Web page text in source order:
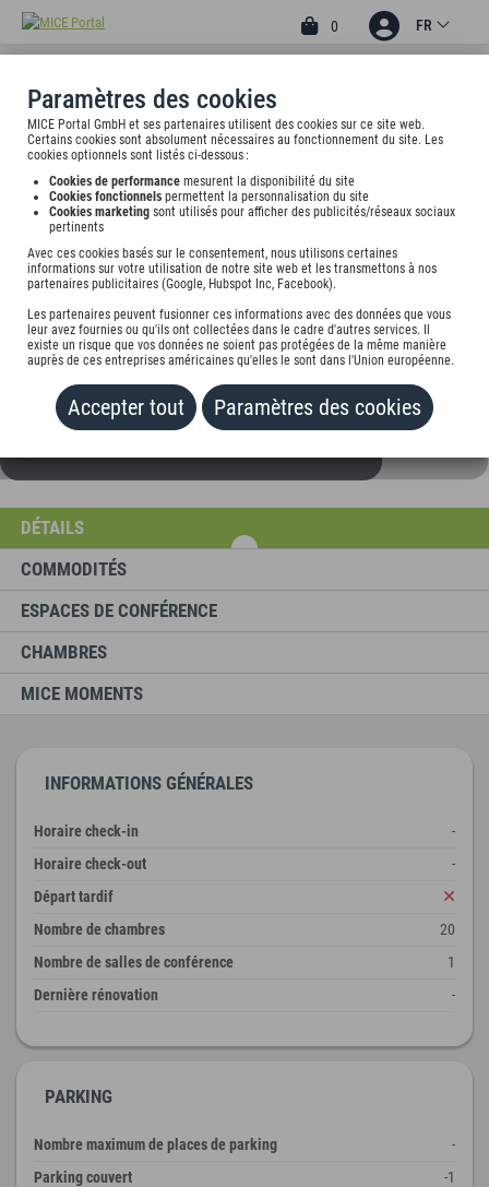
Paramètres des cookies
MICE Portal GmbH et ses partenaires utilisent des cookies sur ce site web.
Certains cookies sont absolument nécessaires au fonctionnement du site. Les
cookies optionnels sont listés ci-dessous :
Cookies de performance mesurent la disponibilité du site
Cookies fonctionnels permettent la personnalisation du site
Cookies marketing sont utilisés pour afficher des publicités/réseaux sociaux
pertinents
Avec ces cookies basés sur le consentement, nous utilisons certaines
informations sur votre utilisation de notre site web et les transmettons à nos
partenaires publicitaires (Google, Hubspot Inc, Facebook).
Les partenaires peuvent fusionner ces informations avec des données que vous
leur avez fournies ou qu'ils ont collectées dans le cadre d'autres services. Il
existe un risque que vos données ne soient pas protégées de la même manière
auprès de ces entreprises américaines qu'elles le sont dans l'Union européenne.
Accepter tout Paramètres des cookies
0 FR
Nikolausdorfer Str. 21, 49681 Garrel, undefined
Tarif sur demande
DÉTAILS
COMMODITÉS
ESPACES DE CONFÉRENCE
CHAMBRES
MICE MOMENTS
INFORMATIONS GÉNÉRALES
Horaire check-in
-
Horaire check-out
-
Départ tardif
Nombre de chambres
20
Nombre de salles de conférence
1
Dernière rénovation
-
PARKING
Nombre maximum de places de parking
-
Parking couvert
-1